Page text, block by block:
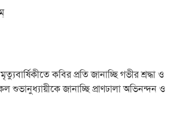
কবির প্রতি জানাচ্ছি গভীর শ্রদ্ধা ও
জানাচ্ছি প্রাণঢালা অভিনন্দন ও